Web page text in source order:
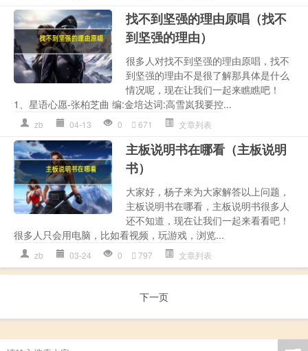
找不到坚强的理由原唱（找不
到坚强的理由）
很多人对找不到坚强的理由原唱，找不
到坚强的理由不是很了解那具体是什么
情况呢，现在让我们一起来瞧瞧吧！
1、星语心愿-张柏芝曲 编:金培达词:高雪岚我要控...
zb 04-13 0 671 文章列表
主板说明书在哪看（主板说明
书）
大家好，杨子来为大家解答以上问题，
主板说明书在哪看，主板说明书很多人
还不知道，现在让我们一起来看看吧！
很多人只会用电脑，比如看视频，玩游戏，浏览...
zb 03-24 0 797 文章列表
下一页